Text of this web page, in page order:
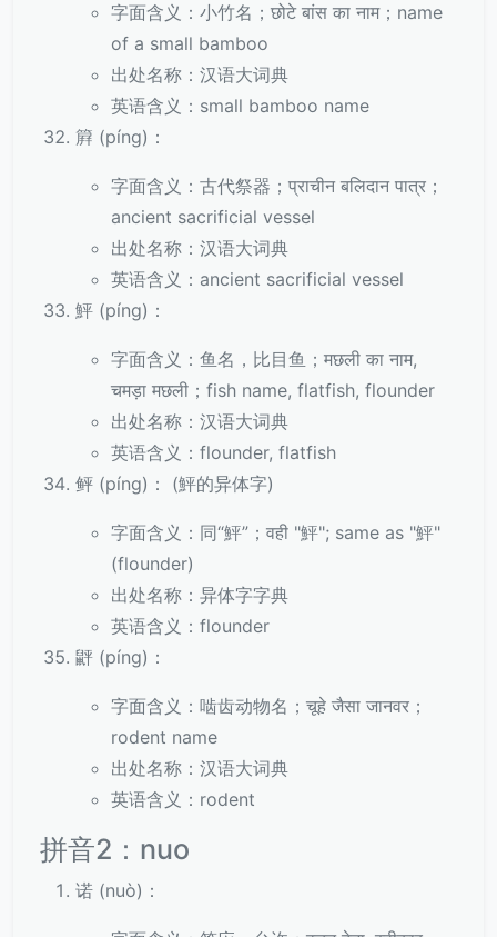
字面含义：小竹名；छोटे बांस का नाम；name
of a small bamboo
出处名称：汉语大词典
英语含义：small bamboo name
簈 (píng)：
字面含义：古代祭器；प्राचीन बलिदान पात्र；
ancient sacrificial vessel
出处名称：汉语大词典
英语含义：ancient sacrificial vessel
鮃 (píng)：
字面含义：鱼名，比目鱼；मछली का नाम,
चमड़ा मछली；fish name, flatfish, flounder
出处名称：汉语大词典
英语含义：flounder, flatfish
鲆 (píng)： (鮃的异体字)
字面含义：同“鮃”；वही "鮃"; same as "鮃"
(flounder)
出处名称：异体字字典
英语含义：flounder
䶄 (píng)：
字面含义：啮齿动物名；चूहे जैसा जानवर；
rodent name
出处名称：汉语大词典
英语含义：rodent
拼音2：nuo
诺 (nuò)：